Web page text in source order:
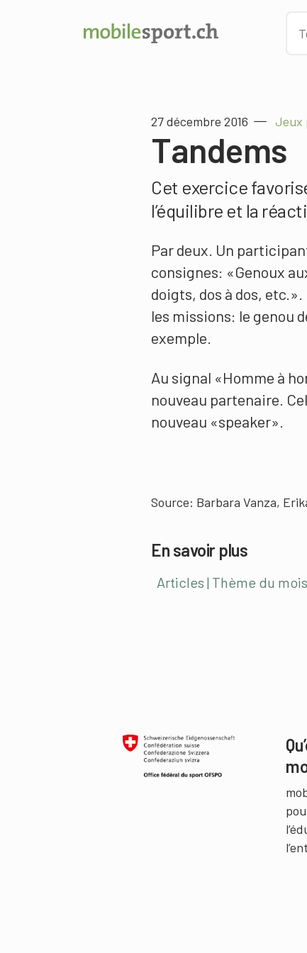
27 décembre 2016 Jeux
Tandems
Cet exercice
l’équilibre et la
Par deux. Un
consignes: «Genoux
doigts, dos à dos,
les missions: le genou
exemple.
Au signal «Homme à
nouveau partenaire.
nouveau «speaker».
Source: Barbara Vanza,
En savoir plus
Articles | Thème du